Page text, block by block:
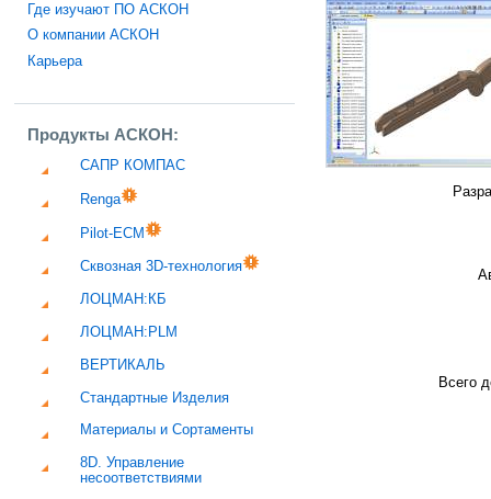
Где изучают ПО АСКОН
О компании АСКОН
Карьера
Продукты АСКОН:
САПР КОМПАС
Renga
Pilot-ECM
Сквозная 3D-технология
ЛОЦМАН:КБ
ЛОЦМАН:PLM
ВЕРТИКАЛЬ
Стандартные Изделия
Материалы и Сортаменты
8D. Управление
несоответствиями
Всего